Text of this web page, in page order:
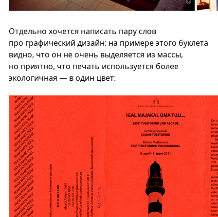
Отдельно хочется написать пару слов
про графический дизайн: на примере этого буклета
видно, что он не очень выделяется из массы,
но приятно, что печать используется более
экологичная — в один цвет: